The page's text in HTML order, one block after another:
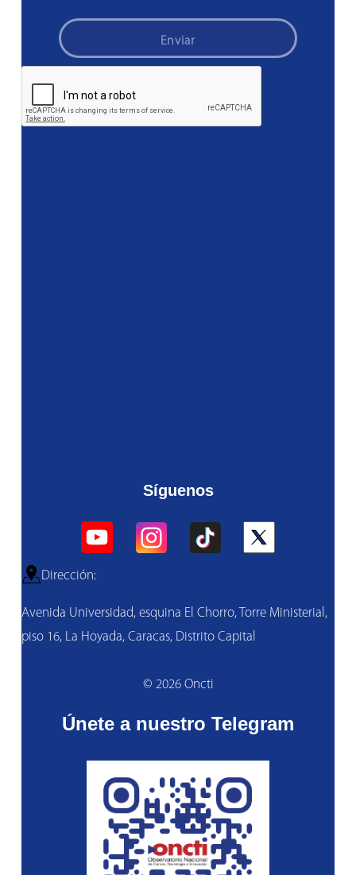
Enviar
Síguenos
Dirección:
Avenida Universidad, esquina El Chorro, Torre Ministerial,
piso 16, La Hoyada, Caracas, Distrito Capital
© 2026 Oncti
Únete a nuestro Telegram